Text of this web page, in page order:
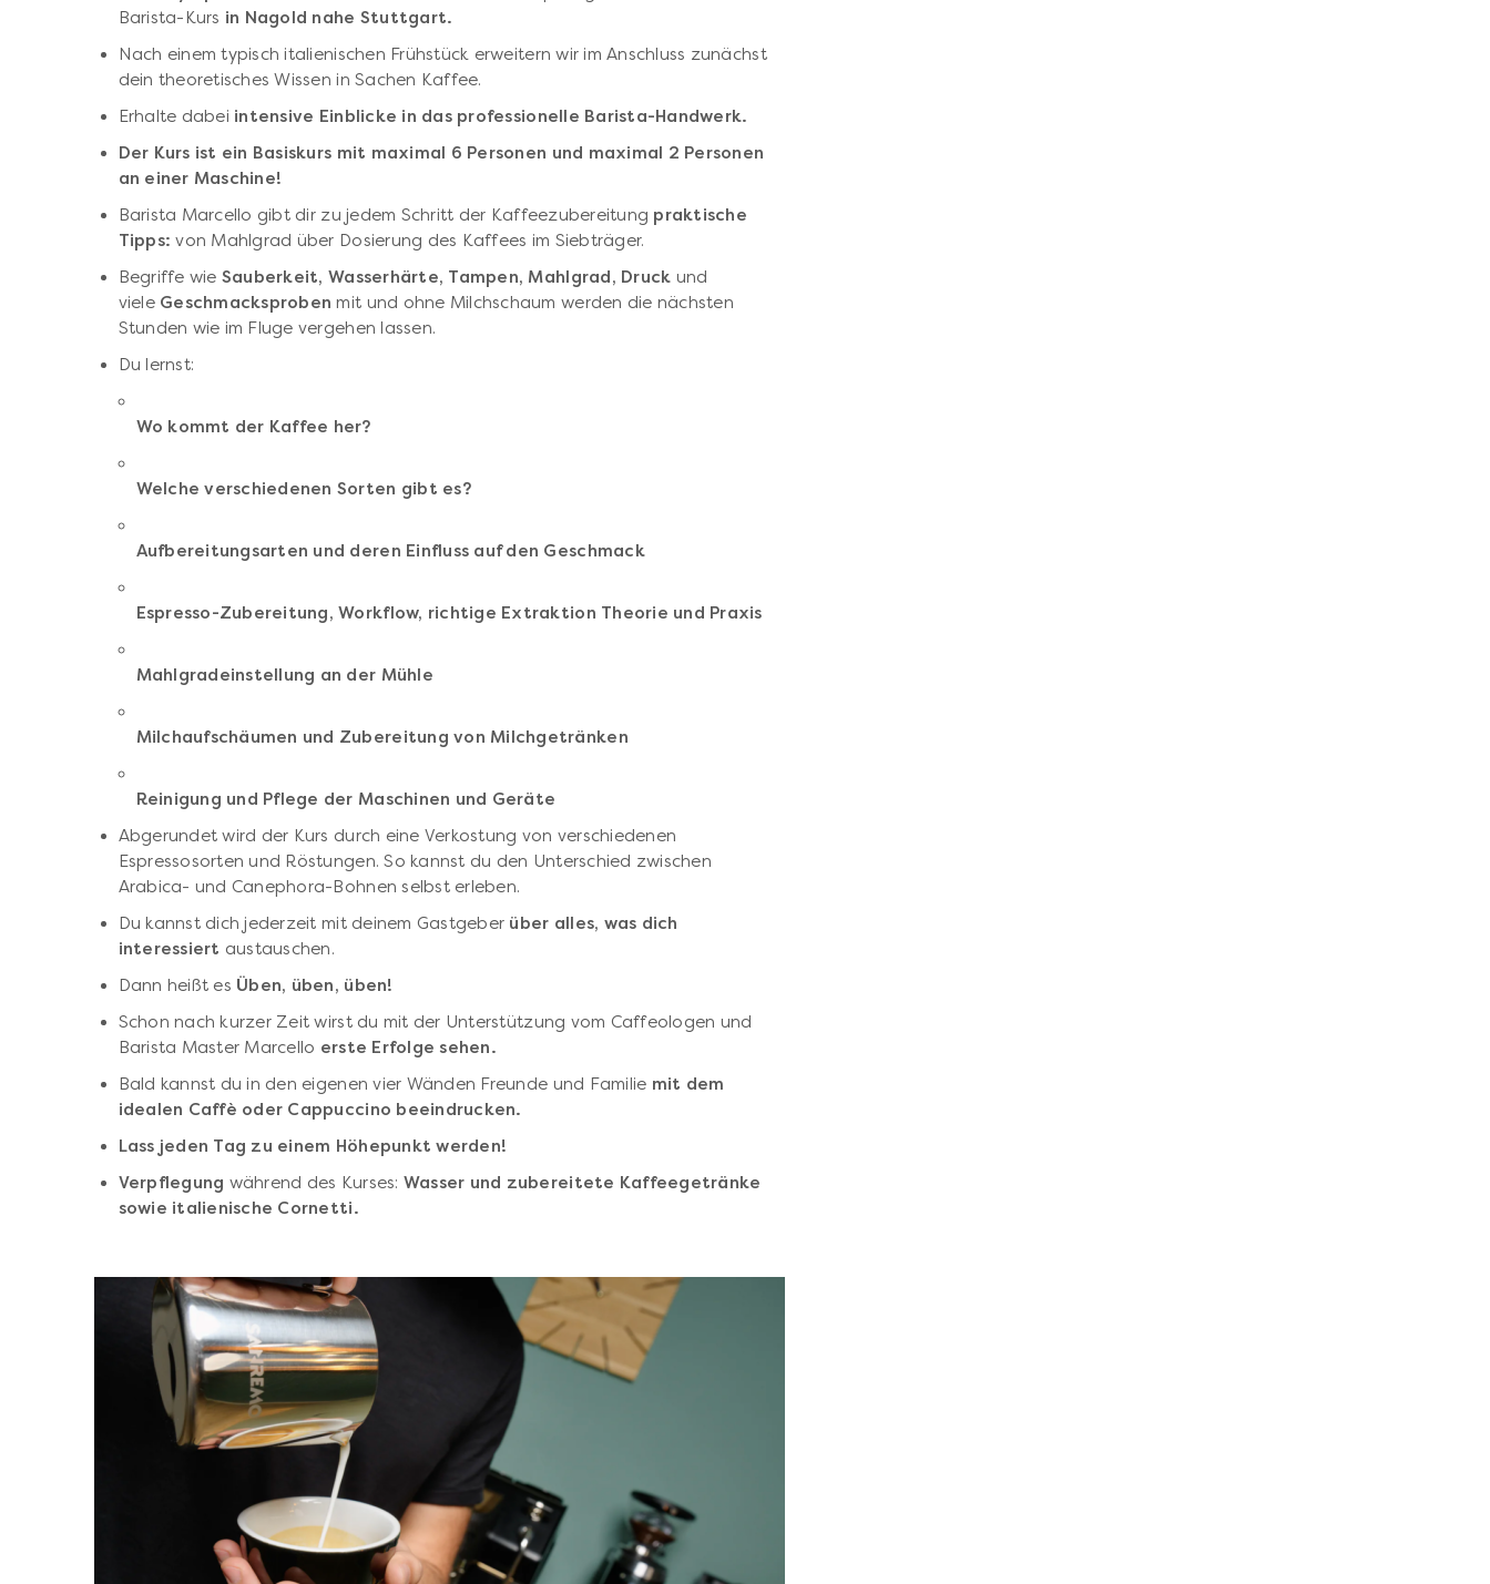
Barista-Kurs in Nagold nahe Stuttgart.
Nach einem typisch italienischen Frühstück erweitern wir im Anschluss zunächst
dein theoretisches Wissen in Sachen Kaffee.
Erhalte dabei intensive Einblicke in das professionelle Barista-Handwerk.
Der Kurs ist ein Basiskurs mit maximal 6 Personen und maximal 2 Personen
an einer Maschine!
Barista Marcello gibt dir zu jedem Schritt der Kaffeezubereitung praktische
Tipps:von Mahlgrad über Dosierung des Kaffees im Siebträger.
Begriffe wie Sauberkeit, Wasserhärte, Tampen, Mahlgrad, Druck und
viele Geschmacksproben mit und ohne Milchschaum werden die nächsten
Stunden wie im Fluge vergehen lassen.
Du lernst:
Wo kommt der Kaffee her?
Welche verschiedenen Sorten gibt es?
Aufbereitungsarten und deren Einfluss auf den Geschmack
Espresso-Zubereitung, Workflow, richtige Extraktion Theorie und Praxis
Mahlgradeinstellung an der Mühle
Milchaufschäumen und Zubereitung von Milchgetränken
Reinigung und Pflege der Maschinen und Geräte
Abgerundet wird der Kurs durch eine Verkostung von verschiedenen
Espressosorten und Röstungen. So kannst du den Unterschied zwischen
Arabica- und Canephora-Bohnen selbst erleben.
Du kannst dich jederzeit mit deinem Gastgeber über alles, was dich
interessiert austauschen.
Dann heißt es Üben, üben, üben!
Schon nach kurzer Zeit wirst du mit der Unterstützung vom Caffeologen und
Barista Master Marcello erste Erfolge sehen.
Bald kannst du in den eigenen vier Wänden Freunde und Familie mit dem
idealen Caffè oder Cappuccino beeindrucken.
Lass jeden Tag zu einem Höhepunkt werden!
Verpflegung während des Kurses: Wasser und zubereitete Kaffeegetränke
sowie italienische Cornetti.